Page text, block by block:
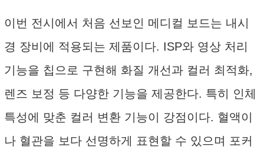
이번 전시에서 처음 선보인 메디컬 보드는 내시
경 장비에 적용되는 제품이다. ISP와 영상 처리
기능을 칩으로 구현해 화질 개선과 컬러 최적화,
렌즈 보정 등 다양한 기능을 제공한다. 특히 인체
특성에 맞춘 컬러 변환 기능이 강점이다. 혈액이
나 혈관을 보다 선명하게 표현할 수 있으며 포커